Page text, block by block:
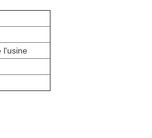
l'usine